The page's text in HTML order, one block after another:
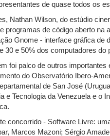
de quase todos os
Nathan Wilson, do estúdio
programas de código aberto
Gnome - interface gráfica de
30 e 50% dos computadores
foi palco de outros
do Observatório Ibero-
de San José
e Tecnologia da Venezuela e o
concorrido - Software Livre:
Marcos Mazoni; Sérgio